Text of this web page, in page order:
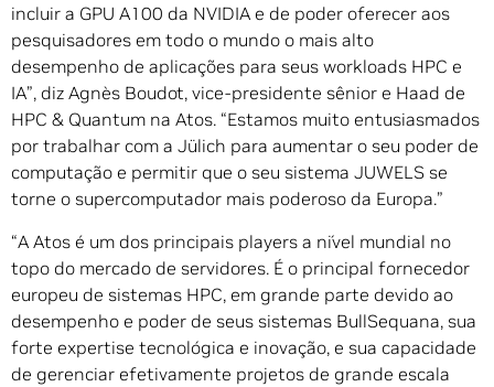
incluir a GPU A100 da NVIDIA e de poder oferecer aos
pesquisadores em todo o mundo o mais alto
desempenho de aplicações para seus workloads HPC e
IA”, diz Agnès Boudot, vice-presidente sênior e Haad de
HPC & Quantum na Atos. “Estamos muito entusiasmados
por trabalhar com a Jülich para aumentar o seu poder de
computação e permitir que o seu sistema JUWELS se
torne o supercomputador mais poderoso da Europa.”
“A Atos é um dos principais players a nível mundial no
topo do mercado de servidores. É o principal fornecedor
europeu de sistemas HPC, em grande parte devido ao
desempenho e poder de seus sistemas BullSequana, sua
forte expertise tecnológica e inovação, e sua capacidade
de gerenciar efetivamente projetos de grande escala